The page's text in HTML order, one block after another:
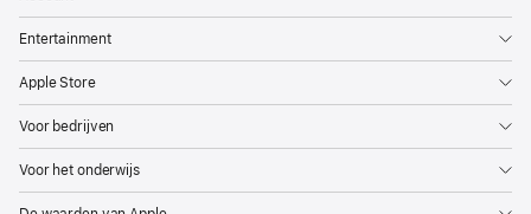
Entertainment
Apple Store
Voor bedrijven
Voor het onderwijs